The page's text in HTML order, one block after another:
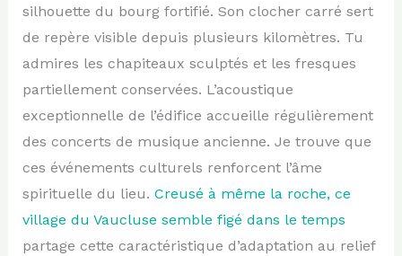
silhouette du bourg fortifié. Son clocher carré sert
de repère visible depuis plusieurs kilomètres. Tu
admires les chapiteaux sculptés et les fresques
partiellement conservées. L’acoustique
exceptionnelle de l’édifice accueille régulièrement
des concerts de musique ancienne. Je trouve que
ces événements culturels renforcent l’âme
spirituelle du lieu. Creusé à même la roche, ce
village du Vaucluse semble figé dans le temps
partage cette caractéristique d’adaptation au relief